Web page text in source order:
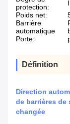
protection:
Poids net:
Barrière
automatique
Porte:
Définition
Direction
de barrières de
changée